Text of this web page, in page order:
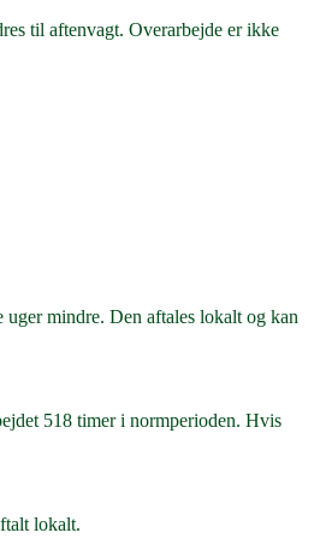
til aftenvagt. Overarbejde er ikke
mindre. Den aftales lokalt og kan
518 timer i normperioden. Hvis
lokalt.